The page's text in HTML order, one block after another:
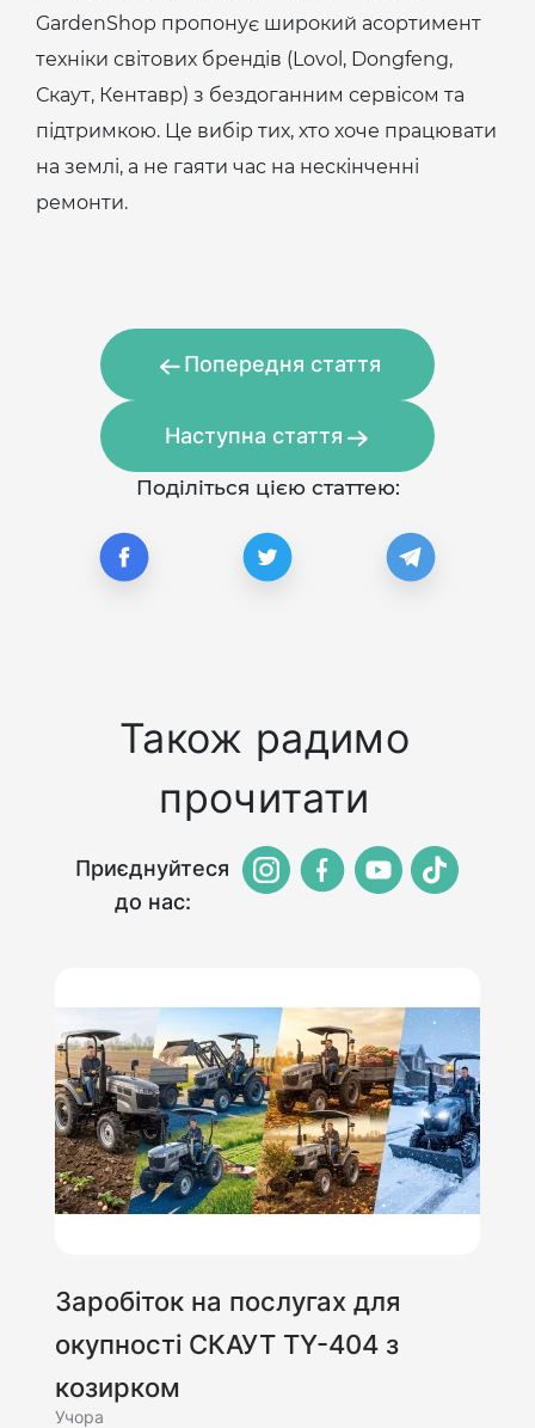
GardenShop пропонує широкий асортимент
техніки світових брендів (Lovol, Dongfeng,
Скаут, Кентавр) з бездоганним сервісом та
підтримкою. Це вибір тих, хто хоче працювати
на землі, а не гаяти час на нескінченні
ремонти.
Попередня стаття
Поділіться цією статтею:
Наступна стаття
Також радимо
прочитати
Приєднуйтеся
до нас:
Заробіток на послугах для
окупності СКАУТ TY-404 з
козирком
Учора